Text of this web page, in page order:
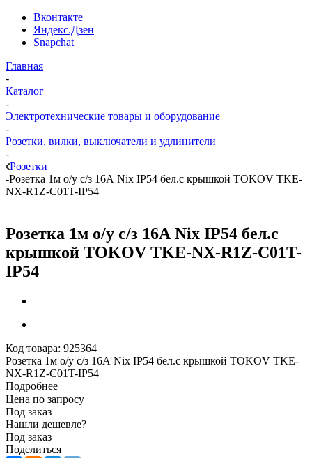
Вконтакте
Яндекс.Дзен
Snapchat
Главная
-
Каталог
-
Электротехнические товары и оборудование
-
Розетки, вилки, выключатели и удлинители
-
Розетки
-Розетка 1м о/у с/з 16А Nix IP54 бел.с крышкой TOKOV TKE-
NX-R1Z-C01T-IP54
Розетка 1м о/у с/з 16А Nix IP54 бел.с
крышкой TOKOV TKE-NX-R1Z-C01T-
IP54
Код товара: 925364
Розетка 1м о/у с/з 16А Nix IP54 бел.с крышкой TOKOV TKE-
NX-R1Z-C01T-IP54
Подробнее
Цена по запросу
Под заказ
Нашли дешевле?
Под заказ
Поделиться